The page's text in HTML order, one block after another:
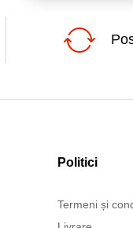
Politici
Termeni și